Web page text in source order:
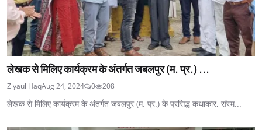
लेखक से मिलिए कार्यक्रम के अंतर्गत जबलपुर (म. प्र.) ...
Ziyaul HaqAug 24, 2024 0 208
लेखक से मिलिए कार्यक्रम के अंतर्गत जबलपुर (म. प्र.) के प्रसिद्ध कथाकार, संस्म...